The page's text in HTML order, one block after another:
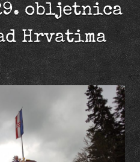
obljetnica
Hrvatima